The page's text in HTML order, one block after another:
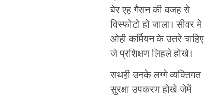
बेर एह गैसन की वजह से
विस्फोटो हो जाला। सीवर में
ओही कर्मियन के उतरे चाहिए
जे प्रशिक्षण लिहले होखे।
सथही उनके लग्गे व्यक्तिगत
सुरक्षा उपकरण होखे जेमें